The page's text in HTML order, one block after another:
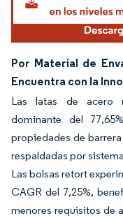
Por Material de
Encuentra con la
Las latas de acero
dominante del
propiedades de
respaldadas por
Las bolsas retort
CAGR del 7,25%,
menores requisitos de